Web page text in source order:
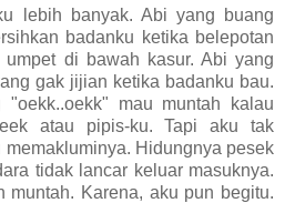
lebih banyak. Abi yang buang
badanku ketika belepotan
di bawah kasur. Abi yang
gak jijian ketika badanku bau.
"oekk..oekk" mau muntah kalau
atau pipis-ku. Tapi aku tak
Hidungnya pesek
tidak lancar keluar masuknya.
Karena, aku pun begitu.